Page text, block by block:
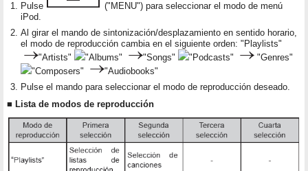
Pulse
("MENU") para seleccionar el modo de menú
iPod.
Al girar el mando de sintonización/desplazamiento en sentido horario,
el modo de reproducción cambia en el siguiente orden: "Playlists"
"Artists"
"Albums" "Songs" "Podcasts"
"Genres"
"Composers"
"Audiobooks"
Pulse el mando para seleccionar el modo de reproducción deseado.
■ Lista de modos de reproducción